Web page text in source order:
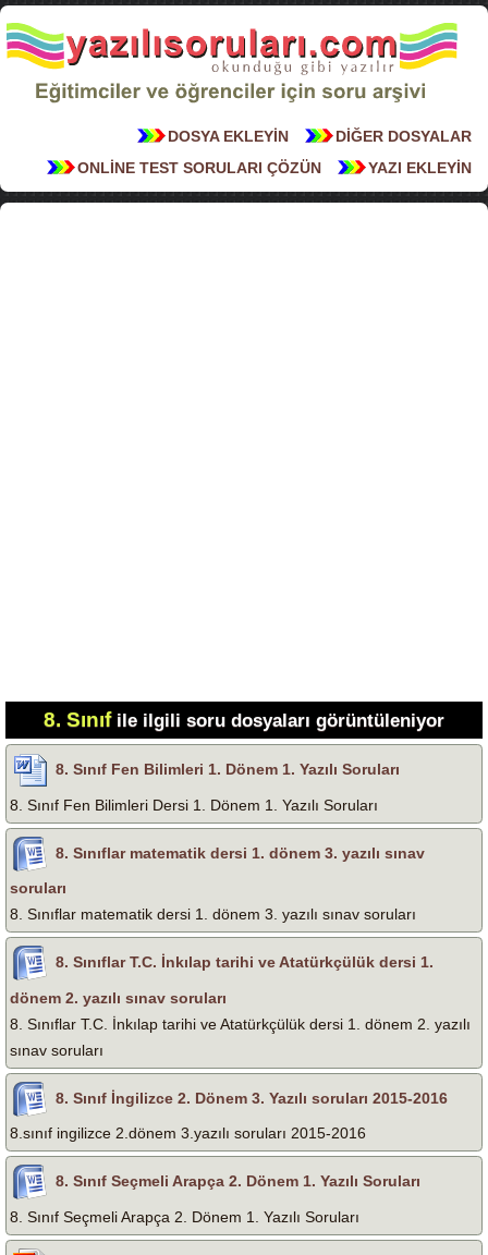
DİĞER DOSYALAR
DOSYA EKLEYİN
YAZI EKLEYİN
ONLİNE TEST SORULARI ÇÖZÜN
8. Sınıfile ilgili soru dosyaları görüntüleniyor
8. Sınıf Fen Bilimleri 1. Dönem 1. Yazılı Soruları
8. Sınıf Fen Bilimleri Dersi 1. Dönem 1. Yazılı Soruları
8. Sınıflar matematik dersi 1. dönem 3. yazılı sınav
soruları
8. Sınıflar matematik dersi 1. dönem 3. yazılı sınav soruları
8. Sınıflar T.C. İnkılap tarihi ve Atatürkçülük dersi 1.
dönem 2. yazılı sınav soruları
8. Sınıflar T.C. İnkılap tarihi ve Atatürkçülük dersi 1. dönem 2. yazılı
sınav soruları
8. Sınıf İngilizce 2. Dönem 3. Yazılı soruları 2015-2016
8.sınıf ingilizce 2.dönem 3.yazılı soruları 2015-2016
8. Sınıf Seçmeli Arapça 2. Dönem 1. Yazılı Soruları
8. Sınıf Seçmeli Arapça 2. Dönem 1. Yazılı Soruları